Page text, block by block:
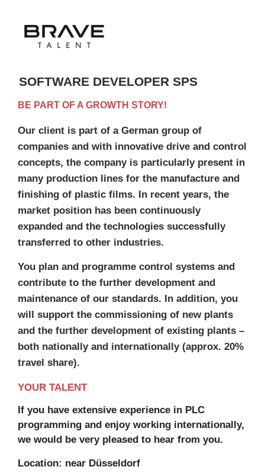
SOFTWARE DEVELOPER SPS
BE PART OF A GROWTH STORY!
Our client is part of a German group of
companies and with innovative drive and control
concepts, the company is particularly present in
many production lines for the manufacture and
finishing of plastic films. In recent years, the
market position has been continuously
expanded and the technologies successfully
transferred to other industries.
You plan and programme control systems and
contribute to the further development and
maintenance of our standards. In addition, you
will support the commissioning of new plants
and the further development of existing plants –
both nationally and internationally (approx. 20%
travel share).
YOUR TALENT
If you have extensive experience in PLC
programming and enjoy working internationally,
we would be very pleased to hear from you.
Location: near Düsseldorf